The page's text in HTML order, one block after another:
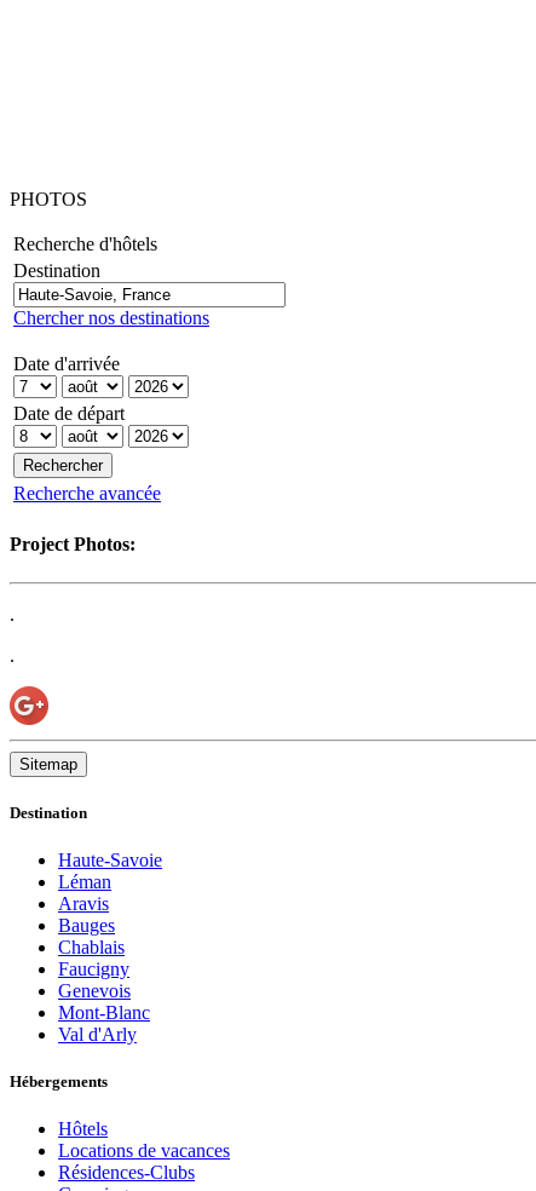
PHOTOS
Recherche d'hôtels
Destination
Chercher nos destinations
Date d'arrivée
Date de départ
Recherche avancée
Project Photos:
.
.
Sitemap
Destination
Haute-Savoie
Léman
Aravis
Bauges
Chablais
Faucigny
Genevois
Mont-Blanc
Val d'Arly
Hébergements
Hôtels
Locations de vacances
Résidences-Clubs